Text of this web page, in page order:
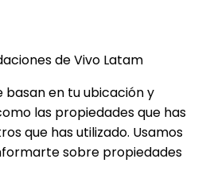
de Vivo Latam
basan en tu ubicación y
las propiedades que has
que has utilizado. Usamos
sobre propiedades